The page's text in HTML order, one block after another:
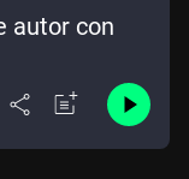
autor con